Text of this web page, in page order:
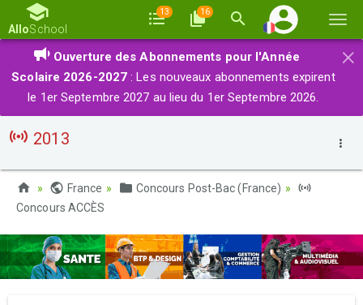
la
AlloSchool
13 16
×
Ouverture des Abonnements pour l'Année
Scolaire 2026-2027 : Les nouveaux abonnements expirent
le 1er Septembre 2027 au lieu du 1er Septembre 2026.
2013
France
Concours Post-Bac (France)
Concours ACCÈS